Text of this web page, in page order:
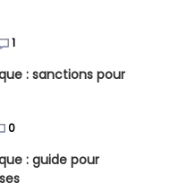
1
: sanctions pour
0
: guide pour